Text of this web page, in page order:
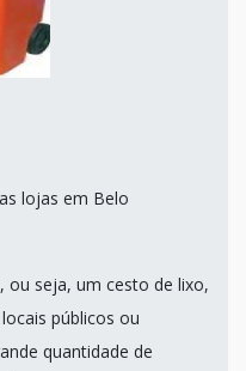
lojas em Belo
ou seja, um cesto de lixo,
públicos ou
quantidade de